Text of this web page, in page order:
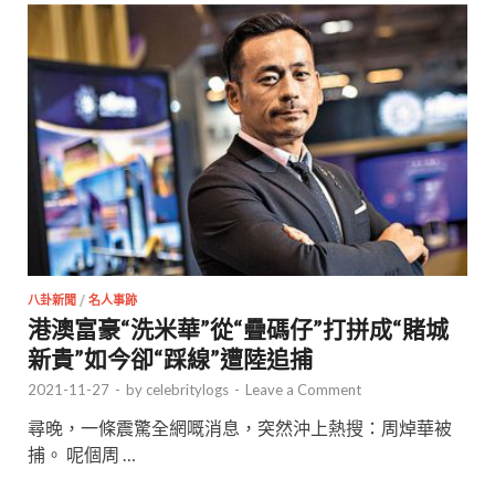
八卦新聞 / 名人事跡
港澳富豪“洗米華”從“疊碼仔”打拼成“賭城
新貴”如今卻“踩線”遭陸追捕
2021-11-27 - by celebritylogs - Leave a Comment
尋晚，一條震驚全網嘅消息，突然沖上熱搜：周焯華被
捕。 呢個周 …